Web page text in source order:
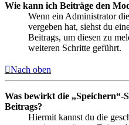
Wie kann ich Beiträge den
Wenn ein Administrator
vergeben hat, siehst du
Beitrags, um diesen zu
weiteren Schritte geführt.
Nach oben
Was bewirkt die „Speichern“-
Beitrags?
Hiermit kannst du die